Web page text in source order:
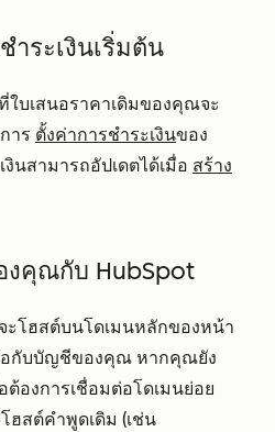
ำระเงินเริ่มต้น
ใบเสนอราคาเดิมของคุณจะ
าร ตั้งค่าการชำระเงินของ
นสามารถอัปเดตได้เมื่อ สร้าง
งคุณกับ HubSpot
ะโฮสต์บนโดเมนหลักของหน้า
อกับบัญชีของคุณ หากคุณยัง
องการเชื่อมต่อโดเมนย่อย
ฮสต์คำพูดเดิม (เช่น